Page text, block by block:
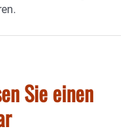
Sie einen